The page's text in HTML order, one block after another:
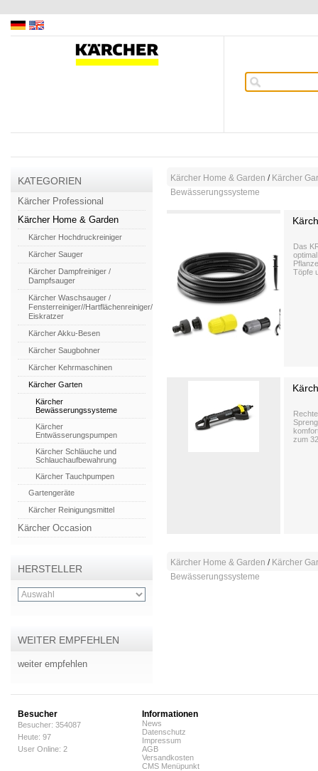
KATEGORIEN
Kärcher Professional
Kärcher Home & Garden
Kärcher Hochdruckreiniger
Kärcher Sauger
Kärcher Dampfreiniger /
Dampfsauger
Kärcher Waschsauger /
Fensterreiniger//Hartflächenreiniger/
Eiskratzer
Kärcher Akku-Besen
Kärcher Saugbohner
Kärcher Kehrmaschinen
Kärcher Garten
Kärcher
Bewässerungssysteme
Kärcher
Entwässerungspumpen
Kärcher Schläuche und
Schlauchaufbewahrung
Kärcher Tauchpumpen
Gartengeräte
Kärcher Reinigungsmittel
Kärcher Occasion
HERSTELLER
WEITER EMPFEHLEN
weiter empfehlen
Kärcher Home & Garden / Kärcher
Bewässerungssysteme
Das
Töpfe
zum
Kärcher Home & Garden / Kärcher
Bewässerungssysteme
Besucher
Besucher: 354087
Heute: 97
User Online: 2
Informationen
News
Datenschutz
Impressum
AGB
Versandkosten
CMS Menüpunkt